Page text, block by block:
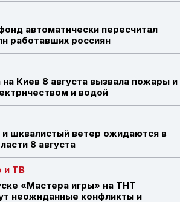
автоматически пересчитал
работавших россиян
на Киев 8 августа вызвала пожары и
и водой
и шквалистый ветер ожидаются в
8 августа
и ТВ
«Мастера игры» на ТНТ
неожиданные конфликты и